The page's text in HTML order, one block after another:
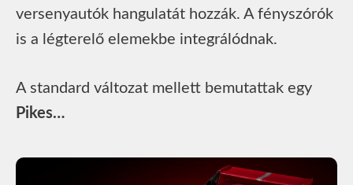
versenyautók hangulatát hozzák. A fényszórók
is a légterelő elemekbe integrálódnak.
A standard változat mellett bemutattak egy
Pikes…